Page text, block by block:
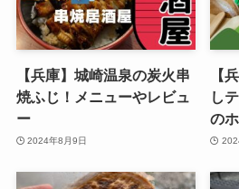
【兵庫】城崎温泉の炭火串
焼ふじ！メニューやレビュ
ー
2024年8月9日
【
し
の